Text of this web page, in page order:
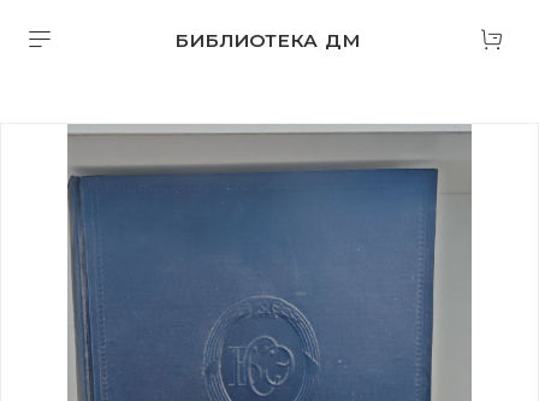
БИБЛИОТЕКА ДМ